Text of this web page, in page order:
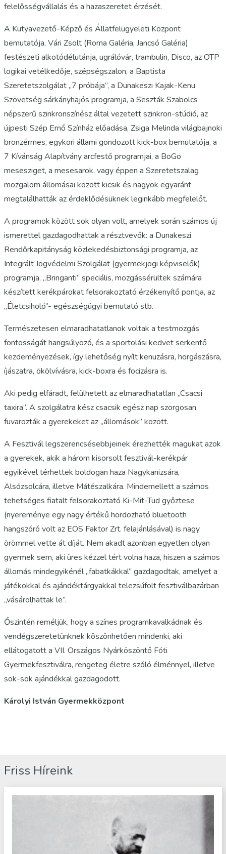
felelősségvállalás és a hazaszeretet érzését.
A Kutyavezető-Képző és Állatfelügyeleti Központ
bemutatója, Vári Zsolt (Roma Galéria, Jancsó Galéria)
festészeti alkotódélutánja, ugrálóvár, trambulin, Disco, az OTP
logikai vetélkedője, szépségszalon, a Baptista
Szeretetszolgálat „7 próbája”, a Dunakeszi Kajak-Kenu
Szövetség sárkányhajós programja, a Seszták Szabolcs
népszerű szinkronszínész által vezetett szinkron-stúdió, az
újpesti Szép Ernő Színház előadása, Zsiga Melinda világbajnoki
bronzérmes, egykori állami gondozott kick-box bemutatója, a
7 Kívánság Alapítvány arcfestő programjai, a BoGo
mesesziget, a mesesarok, vagy éppen a Szeretetszalag
mozgalom állomásai között kicsik és nagyok egyaránt
megtalálhatták az érdeklődésüknek leginkább megfelelőt.
A programok között sok olyan volt, amelyek során számos új
ismerettel gazdagodhattak a résztvevők: a Dunakeszi
Rendőrkapitányság közlekedésbiztonsági programja, az
Integrált Jogvédelmi Szolgálat (gyermekjogi képviselők)
programja, „Bringanti” speciális, mozgássérültek számára
készített kerékpárokat felsorakoztató érzékenyítő pontja, az
„Életcsiholó”- egészségügyi bemutató stb.
Természetesen elmaradhatatlanok voltak a testmozgás
fontosságát hangsúlyozó, és a sportolási kedvet serkentő
kezdeményezések, így lehetőség nyílt kenuzásra, horgászásra,
íjászatra, ökölvívásra, kick-boxra és focizásra is.
Aki pedig elfáradt, felülhetett az elmaradhatatlan „Csacsi
taxira”. A szolgálatra kész csacsik egész nap szorgosan
fuvarozták a gyerekeket az „állomások” között.
A Fesztivál legszerencsésebbjeinek érezhették magukat azok
a gyerekek, akik a három kisorsolt fesztivál-kerékpár
egyikével térhettek boldogan haza Nagykanizsára,
Alsózsolcára, illetve Mátészalkára. Mindemellett a számos
tehetséges fiatalt felsorakoztató Ki-Mit-Tud győztese
(nyereménye egy nagy értékű hordozható bluetooth
hangszóró volt az EOS Faktor Zrt. felajánlásával) is nagy
örömmel vette át díját. Nem akadt azonban egyetlen olyan
gyermek sem, aki üres kézzel tért volna haza, hiszen a számos
állomás mindegyikénél „fabatkákkal” gazdagodtak, amelyet a
játékokkal és ajándéktárgyakkal telezsúfolt fesztiválbazárban
„vásárolhattak le”.
Őszintén reméljük, hogy a színes programkavalkádnak és
vendégszeretetünknek köszönhetően mindenki, aki
ellátogatott a VII. Országos Nyárköszöntő Fóti
Gyermekfesztiválra, rengeteg életre szóló élménnyel, illetve
sok-sok ajándékkal gazdagodott.
Károlyi István Gyermekközpont
Friss Híreink